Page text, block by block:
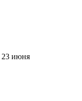
23 июня